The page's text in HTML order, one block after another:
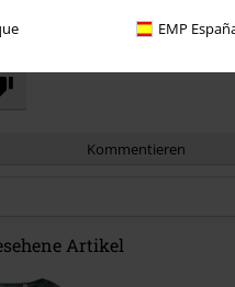
EMP
Kommentieren
Artikel